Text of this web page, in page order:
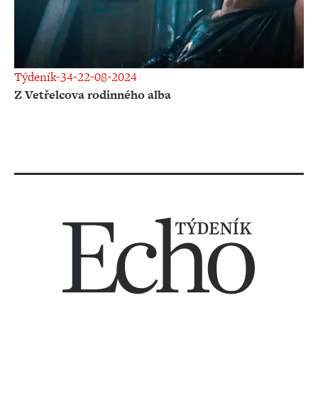
Týdeník-34-22-08-2024
Z Vetřelcova rodinného alba